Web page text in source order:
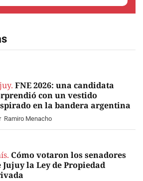
FNE 2026: una candidata
con un vestido
en la bandera argentina
Ramiro Menacho
Cómo votaron los senadores
Jujuy la Ley de Propiedad